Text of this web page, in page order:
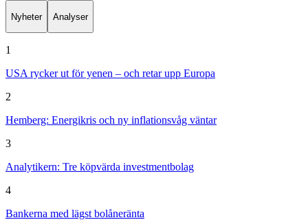
Nyheter Analyser
1
USA rycker ut för yenen – och retar upp Europa
2
Hemberg: Energikris och ny inflationsvåg väntar
3
Analytikern: Tre köpvärda investmentbolag
4
Bankerna med lägst bolåneränta